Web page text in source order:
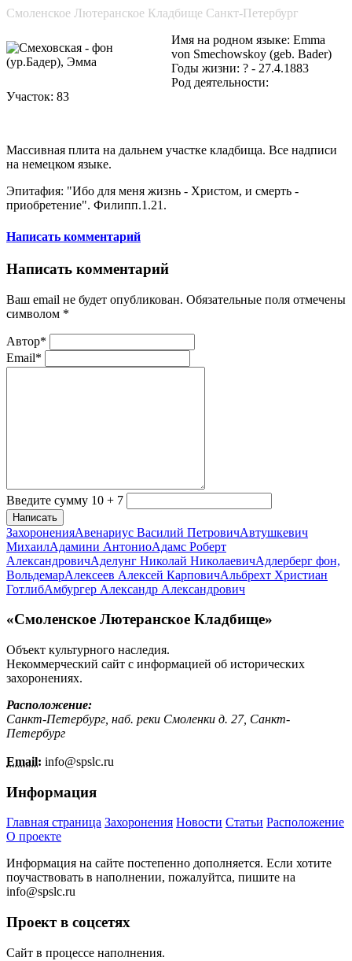
Смоленское Лютеранское Кладбище Санкт-Петербург
Имя на родном языке: Emma
von Smechowskoy (geb. Bader)
Годы жизни: ? - 27.4.1883
Род деятельности:
Участок: 83
Массивная плита на дальнем участке кладбища. Все надписи
на немецком языке.
Эпитафия: "Ибо для меня жизнь - Христом, и смерть -
приобретение". Филипп.1.21.
Написать комментарий
Написать комментарий
Ваш email не будет опубликован. Обязательные поля отмечены
символом *
Автор*
Email*
Введите сумму 10 + 7
Написать
ЗахороненияАвенариус Василий ПетровичАвтушкевич
МихаилАдамини АнтониоАдамс Роберт
АлександровичАделунг Николай НиколаевичАдлерберг фон,
ВольдемарАлексеев Алексей КарповичАльбрехт Христиан
ГотлибАмбургер Александр Александрович
«Смоленское Лютеранское Кладбище»
Объект культурного наследия.
Некоммерческий сайт с информацией об исторических
захоронениях.
Расположение:
Санкт-Петербург, наб. реки Смоленки д. 27, Санкт-
Петербург
Email: info@spslc.ru
Информация
Главная страница Захоронения Новости Статьи Расположение
О проекте
Информация на сайте постепенно дополняется. Если хотите
поучаствовать в наполнении, пожалуйтса, пишите на
info@spslc.ru
Проект в соцсетях
Сайт в процессе наполнения.